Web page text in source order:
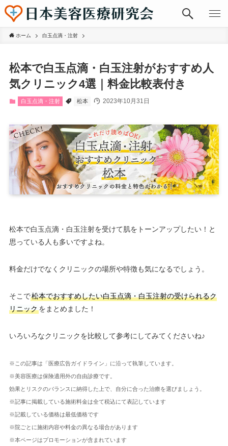
ホーム 白玉点滴・注射
松本で白玉点滴・白玉注射がおすすめ人
気クリニック4選｜料金比較表付き
白玉点滴・注射 松本 2023年10月31日
松本で白玉点滴・白玉注射を受けて肌をトーンアップしたい！と
思っている人も多いですよね。
料金だけでなくクリニックの場所や特徴も気になるでしょう。
そこで松本でおすすめしたい白玉点滴・白玉注射の受けられるク
リニックをまとめました！
いろいろなクリニックを比較して参考にしてみてくださいね♪
※この記事は「医療広告ガイドライン」に沿って執筆しています。
※美容医療は保険適用外の自由診療です。
効果とリスクのバランスに納得した上で、自分に合った治療を選びましょう。
※記事に掲載している施術料金は全て税込にて表記しています
※記載している価格は最低価格です
※院ごとに施術内容や料金の異なる場合があります
※本ページはプロモーションが含まれています